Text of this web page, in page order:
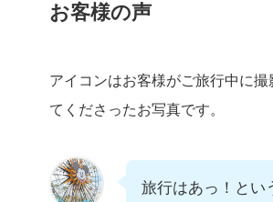
お客様の声
アイコンはお客様がご旅行中に撮
てくださったお写真です。
旅行はあっ！とい